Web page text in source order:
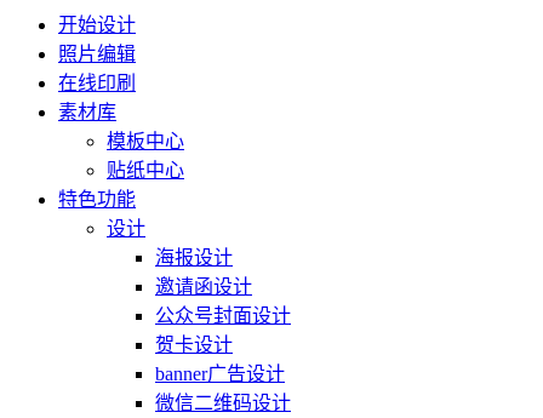
开始设计
照片编辑
在线印刷
素材库
模板中心
贴纸中心
特色功能
设计
海报设计
邀请函设计
公众号封面设计
贺卡设计
banner广告设计
微信二维码设计